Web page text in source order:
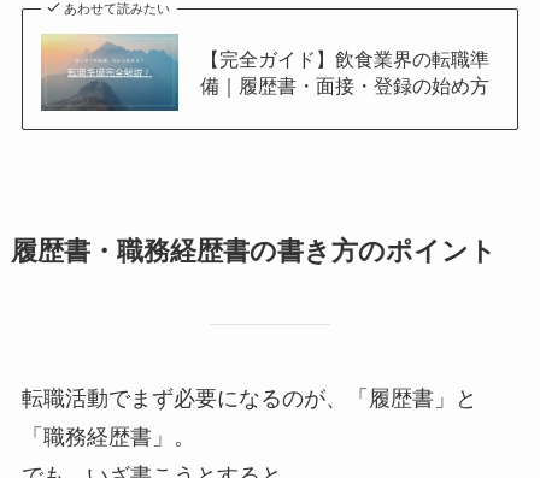
あわせて読みたい
【完全ガイド】飲食業界の転職準
備｜履歴書・面接・登録の始め方
履歴書・職務経歴書の書き方のポイント
転職活動でまず必要になるのが、「履歴書」と
「職務経歴書」。